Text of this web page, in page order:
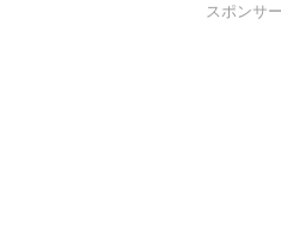
スポンサ